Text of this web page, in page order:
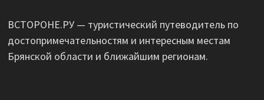
ВСТОРОНЕ.РУ — туристический путеводитель по
достопримечательностям и интересным местам
Брянской области и ближайшим регионам.